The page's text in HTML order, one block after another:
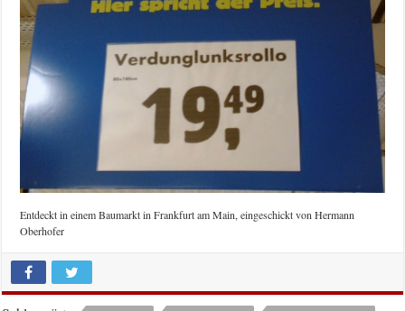
Entdeckt in einem Baumarkt in Frankfurt am Main, eingeschickt von Hermann
Oberhofer